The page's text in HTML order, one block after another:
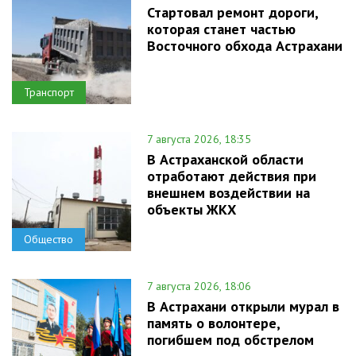
Транспорт
Стартовал ремонт дороги,
которая станет частью
Восточного обхода Астрахани
Общество
7 августа 2026, 18:35
В Астраханской области
отработают действия при
внешнем воздействии на
объекты ЖКХ
7 августа 2026, 18:06
В Астрахани открыли мурал в
память о волонтере,
погибшем под обстрелом